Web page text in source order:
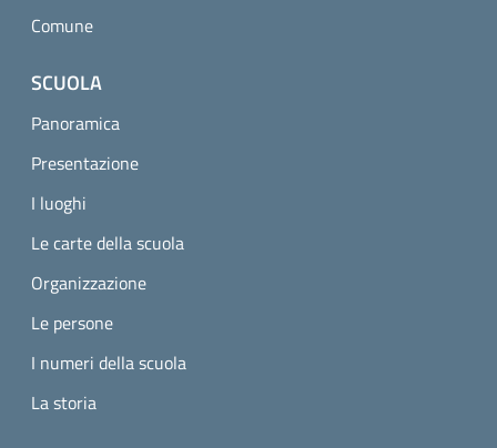
Comune
SCUOLA
Panoramica
Presentazione
I luoghi
Le carte della scuola
Organizzazione
Le persone
I numeri della scuola
La storia